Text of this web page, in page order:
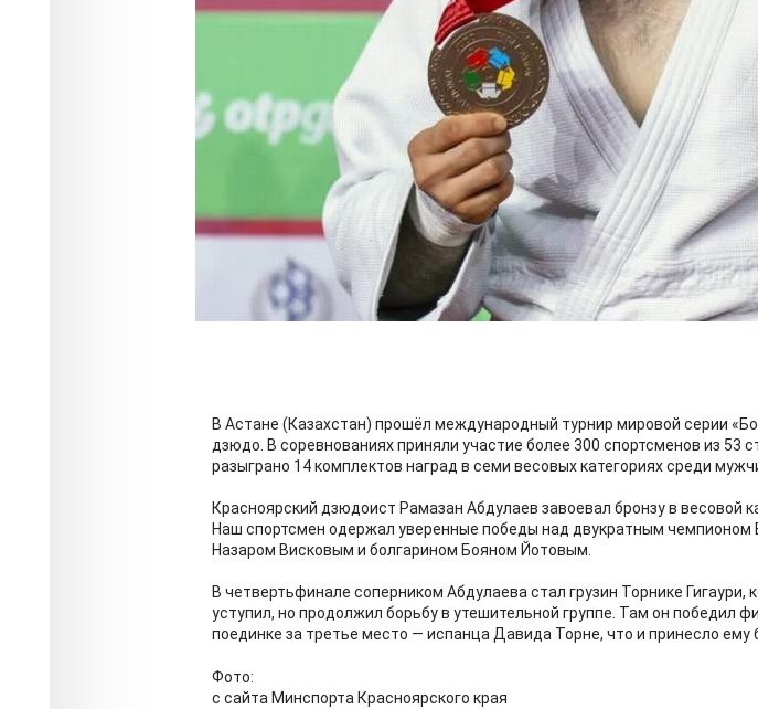
В Астане (Казахстан) прошёл международный турнир мировой серии
дзюдо. В соревнованиях приняли участие более 300 спортсменов из 53
разыграно 14 комплектов наград в семи весовых категориях среди
Красноярский дзюдоист Рамазан Абдулаев завоевал бронзу в весовой
Наш спортсмен одержал уверенные победы над двукратным чемпионом
Назаром Висковым и болгарином Бояном Йотовым.
В четвертьфинале соперником Абдулаева стал грузин Торнике Гигаури,
уступил, но продолжил борьбу в утешительной группе. Там он победил
поединке за третье место — испанца Давида Торне, что и принесло ему
Фото:
с сайта Минспорта Красноярского края